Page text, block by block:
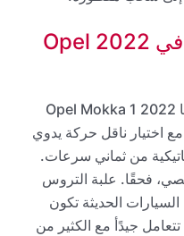
علب التروس المتوفرة في 2022 Opel
مع اختيار ناقل حركة يدوي
من ثماني سرعات.
فحقًا. علبة التروس
السيارات الحديثة تكون
جيدًأ مع الكثير من